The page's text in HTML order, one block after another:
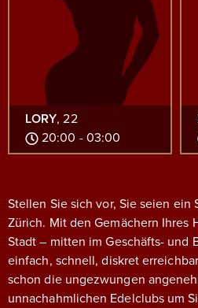
LORY, 22
20:00 - 03:00
Stellen Sie sich vor, Sie seien ein
Zürich. Mit den Gemächern Ihres
Stadt – mitten im Geschäfts- und
einfach, schnell, diskret
schon die ungezwungen
unnachahmlichen Edelclubs um